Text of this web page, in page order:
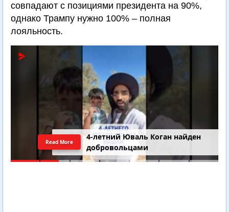
совпадают с позициями президента на 90%,
однако Трампу нужно 100% – полная
лояльность.
4-летний Юваль Коган найден
добровольцами
Read More